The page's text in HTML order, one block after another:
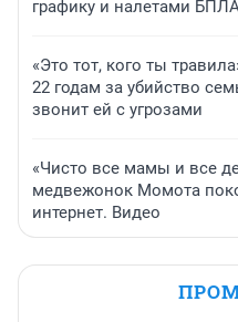
графику и налетами
«Это тот, кого ты
22 годам за убийство
звонит ей с угрозами
«Чисто все мамы и все
медвежонок Момота
интернет. Видео